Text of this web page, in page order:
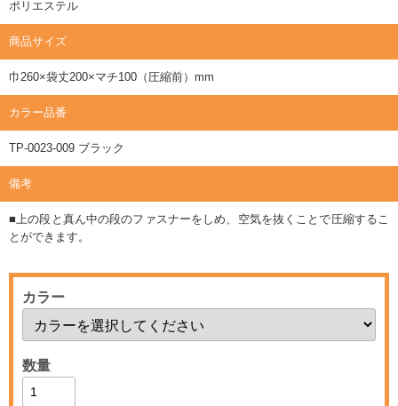
ポリエステル
商品サイズ
巾260×袋丈200×マチ100（圧縮前）mm
カラー品番
TP-0023-009 ブラック
備考
■上の段と真ん中の段のファスナーをしめ、空気を抜くことで圧縮するこ
とができます。
カラー
数量